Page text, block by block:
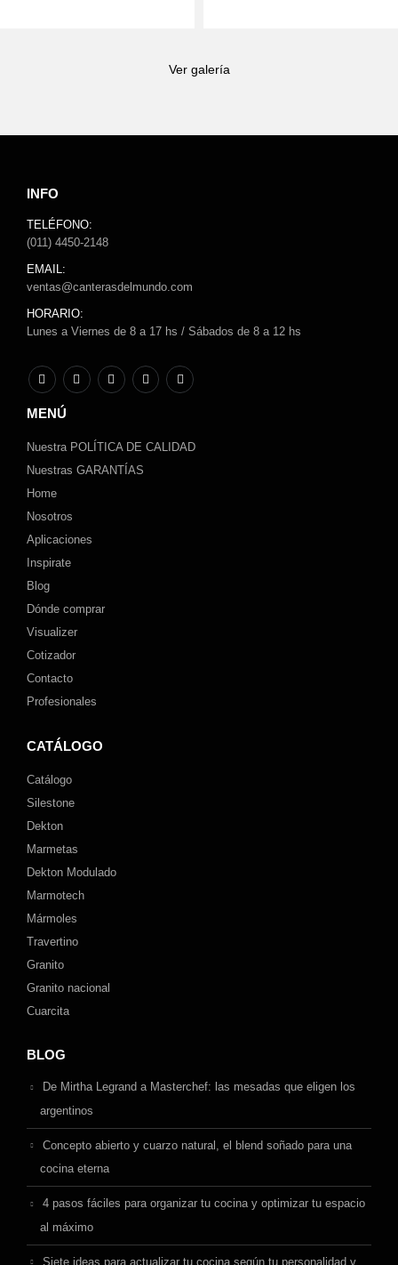
Ver galería
INFO
TELÉFONO:
(011) 4450-2148
EMAIL:
ventas@canterasdelmundo.com
HORARIO:
Lunes a Viernes de 8 a 17 hs / Sábados de 8 a 12 hs
MENÚ
Nuestra POLÍTICA DE CALIDAD
Nuestras GARANTÍAS
Home
Nosotros
Aplicaciones
Inspirate
Blog
Dónde comprar
Visualizer
Cotizador
Contacto
Profesionales
CATÁLOGO
Catálogo
Silestone
Dekton
Marmetas
Dekton Modulado
Marmotech
Mármoles
Travertino
Granito
Granito nacional
Cuarcita
BLOG
De Mirtha Legrand a Masterchef: las mesadas que eligen los
argentinos
Concepto abierto y cuarzo natural, el blend soñado para una
cocina eterna
4 pasos fáciles para organizar tu cocina y optimizar tu espacio
al máximo
Siete ideas para actualizar tu cocina según tu personalidad y